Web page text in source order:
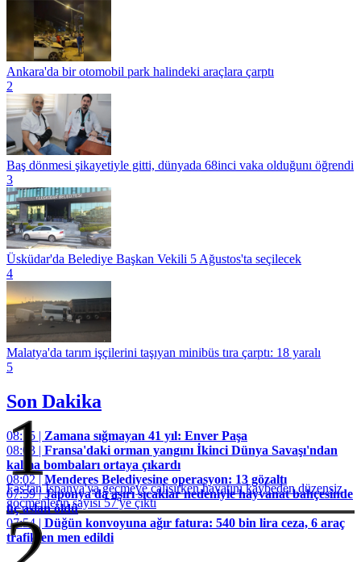
Ankara'da bir otomobil park halindeki araçlara çarptı
2
Baş dönmesi şikayetiyle gitti, dünyada 68inci vaka olduğunı öğrendi
3
Üsküdar'da Belediye Başkan Vekili 5 Ağustos'ta seçilecek
4
Malatya'da tarım işçilerini taşıyan minibüs tıra çarptı: 18 yaralı
5
Son Dakika
08:15 | Zamana sığmayan 41 yıl: Enver Paşa
08:03 | Fransa'daki orman yangını İkinci Dünya Savaşı'ndan
kalma bombaları ortaya çıkardı
08:02 |Menderes Belediyesine operasyon: 13 gözaltı
07:59 |Japonya'da aşırı sıcaklar nedeniyle hayvanat bahçesinde
üç aslan öldü
07:54 | Düğün konvoyuna ağır fatura: 540 bin lira ceza, 6 araç
trafikten men edildi
1
Fas'tan İspanya'ya geçmeye çalışırken hayatını kaybeden düzensiz
göçmenlerin sayısı 57'ye çıktı